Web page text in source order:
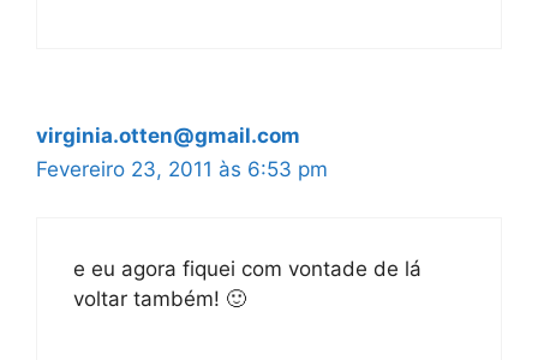
virginia.otten@gmail.com
Fevereiro 23, 2011 às 6:53 pm
e eu agora fiquei com vontade de lá
voltar também! 🙂